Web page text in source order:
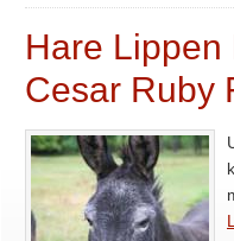
Hare Lippen
Cesar Ruby